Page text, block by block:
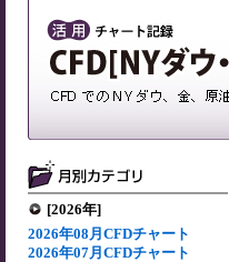
[2026年]
2026年08月CFDチャート
2026年07月CFDチャート